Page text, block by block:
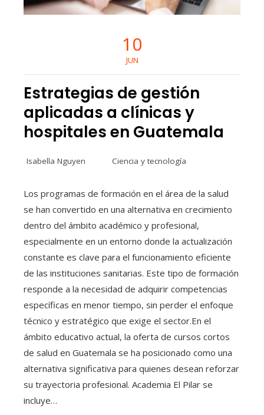
10
JUN
Estrategias de gestión
aplicadas a clínicas y
hospitales en Guatemala
Isabella Nguyen Ciencia y tecnología
Los programas de formación en el área de la salud
se han convertido en una alternativa en crecimiento
dentro del ámbito académico y profesional,
especialmente en un entorno donde la actualización
constante es clave para el funcionamiento eficiente
de las instituciones sanitarias. Este tipo de formación
responde a la necesidad de adquirir competencias
específicas en menor tiempo, sin perder el enfoque
técnico y estratégico que exige el sector.En el
ámbito educativo actual, la oferta de cursos cortos
de salud en Guatemala se ha posicionado como una
alternativa significativa para quienes desean reforzar
su trayectoria profesional. Academia El Pilar se
incluye…